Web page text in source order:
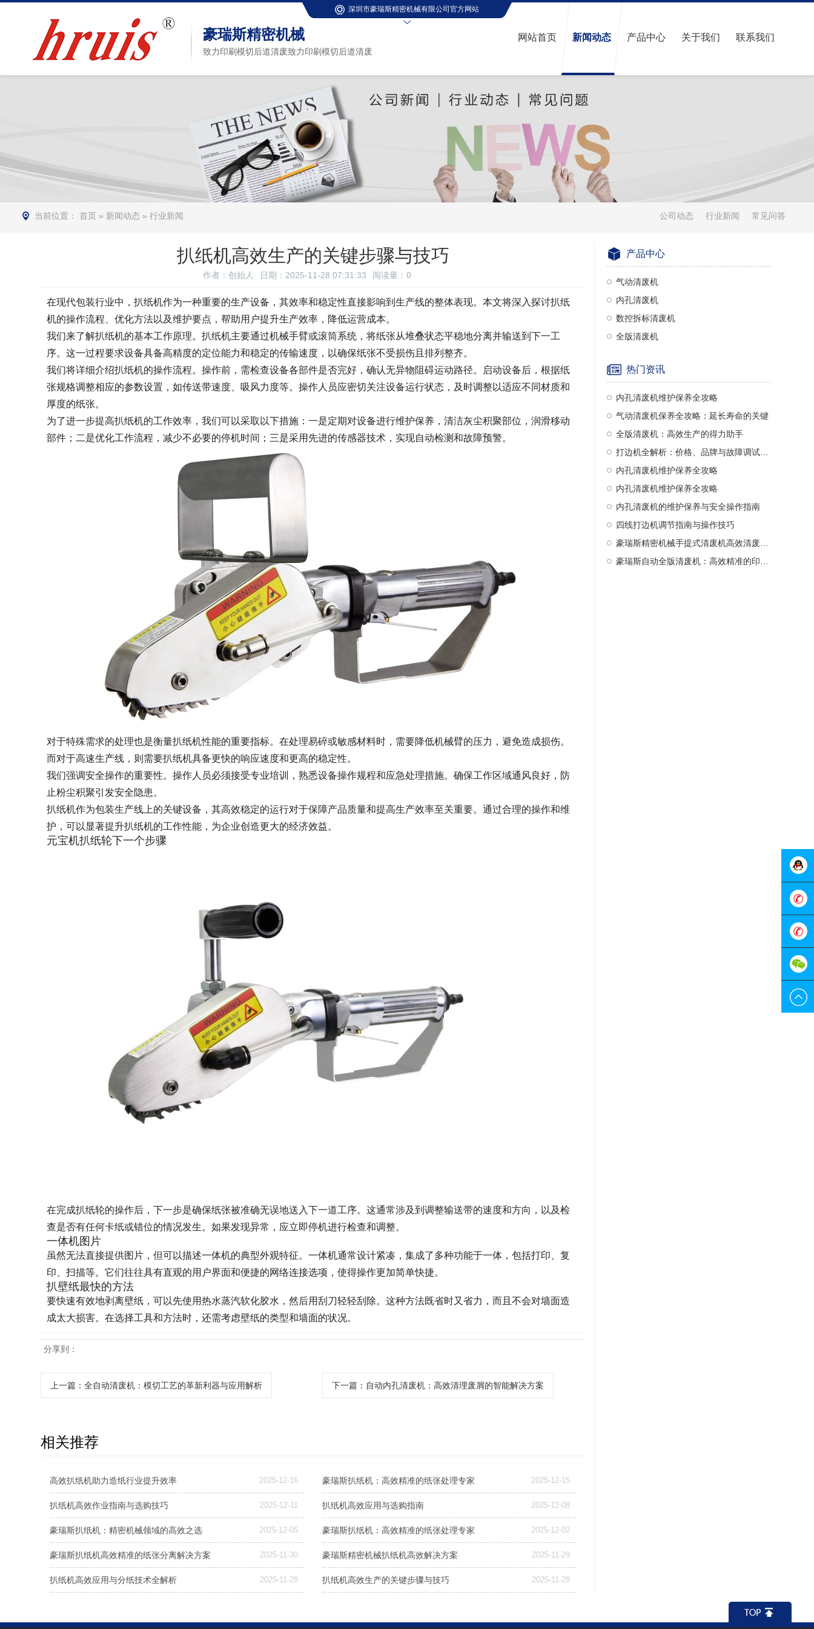
豪瑞斯精密机械
致力印刷模切后道清废致力印刷模切后道清废
深圳市豪瑞斯精密机械有限公司官方网站
网站首页 新闻动态 产品中心 关于我们 联系我们
当前位置： 首页 » 新闻动态 » 行业新闻 公司动态 行业新闻 常见问答
扒纸机高效生产的关键步骤与技巧
作者：创始人 日期：2025-11-28 07:31:33 阅读量： 0
在现代包装行业中，扒纸机作为一种重要的生产设备，其效率和稳定性直接影响到生产线的整体表现。本文将深入探讨扒纸
机的操作流程、优化方法以及维护要点，帮助用户提升生产效率，降低运营成本。
我们来了解扒纸机的基本工作原理。扒纸机主要通过机械手臂或滚筒系统，将纸张从堆叠状态平稳地分离并输送到下一工
序。这一过程要求设备具备高精度的定位能力和稳定的传输速度，以确保纸张不受损伤且排列整齐。
我们将详细介绍扒纸机的操作流程。操作前，需检查设备各部件是否完好，确认无异物阻碍运动路径。启动设备后，根据纸
张规格调整相应的参数设置，如传送带速度、吸风力度等。操作人员应密切关注设备运行状态，及时调整以适应不同材质和
厚度的纸张。
为了进一步提高扒纸机的工作效率，我们可以采取以下措施：一是定期对设备进行维护保养，清洁灰尘积聚部位，润滑移动
部件；二是优化工作流程，减少不必要的停机时间；三是采用先进的传感器技术，实现自动检测和故障预警。
对于特殊需求的处理也是衡量扒纸机性能的重要指标。在处理易碎或敏感材料时，需要降低机械臂的压力，避免造成损伤。
而对于高速生产线，则需要扒纸机具备更快的响应速度和更高的稳定性。
我们强调安全操作的重要性。操作人员必须接受专业培训，熟悉设备操作规程和应急处理措施。确保工作区域通风良好，防
止粉尘积聚引发安全隐患。
扒纸机作为包装生产线上的关键设备，其高效稳定的运行对于保障产品质量和提高生产效率至关重要。通过合理的操作和维
护，可以显著提升扒纸机的工作性能，为企业创造更大的经济效益。
元宝机扒纸轮下一个步骤
在完成扒纸轮的操作后，下一步是确保纸张被准确无误地送入下一道工序。这通常涉及到调整输送带的速度和方向，以及检
查是否有任何卡纸或错位的情况发生。如果发现异常，应立即停机进行检查和调整。
一体机图片
虽然无法直接提供图片，但可以描述一体机的典型外观特征。一体机通常设计紧凑，集成了多种功能于一体，包括打印、复
印、扫描等。它们往往具有直观的用户界面和便捷的网络连接选项，使得操作更加简单快捷。
扒壁纸最快的方法
要快速有效地剥离壁纸，可以先使用热水蒸汽软化胶水，然后用刮刀轻轻刮除。这种方法既省时又省力，而且不会对墙面造
成太大损害。在选择工具和方法时，还需考虑壁纸的类型和墙面的状况。
分享到：
上一篇 ：全自动清废机：模切工艺的革新利器与应用解析 下一篇：自动内孔清废机：高效清理废屑的智能解决方案
相关推荐
高效扒纸机助力造纸行业提升效率 2025-12-16 豪瑞斯扒纸机：高效精准的纸张处理专家 2025-12-15
扒纸机高效作业指南与选购技巧 2025-12-11 扒纸机高效应用与选购指南 2025-12-08
豪瑞斯扒纸机：精密机械领域的高效之选 2025-12-05 豪瑞斯扒纸机：高效精准的纸张处理专家 2025-12-02
豪瑞斯扒纸机高效精准的纸张分离解决方案 2025-11-30 豪瑞斯精密机械扒纸机高效解决方案 2025-11-29
扒纸机高效应用与分纸技术全解析 2025-11-28 扒纸机高效生产的关键步骤与技巧 2025-11-28
产品中心
气动清废机
内孔清废机
数控拆标清废机
全版清废机
热门资讯
内孔清废机维护保养全攻略
气动清废机保养全攻略：延长寿命的关键
全版清废机：高效生产的得力助手
内孔清废机维护保养全攻略
内孔清废机维护保养全攻略
内孔清废机的维护保养与安全操作指南
四线打边机调节指南与操作技巧
在线客
0755-